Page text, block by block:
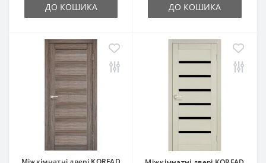
ДО КОШИКА ДО КОШИКА